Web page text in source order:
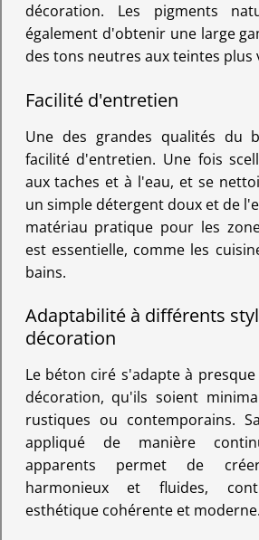
décoration. Les pigments
également d'obtenir une large
des tons neutres aux teintes plus
Facilité d'entretien
Une des grandes qualités du
facilité d'entretien. Une fois
aux taches et à l'eau, et se
un simple détergent doux et de
matériau pratique pour les
est essentielle, comme les
bains.
Adaptabilité à différents
décoration
Le béton ciré s'adapte à
décoration, qu'ils soient
rustiques ou contemporains.
appliqué de manière
apparents permet de
harmonieux et fluides,
esthétique cohérente et moderne.